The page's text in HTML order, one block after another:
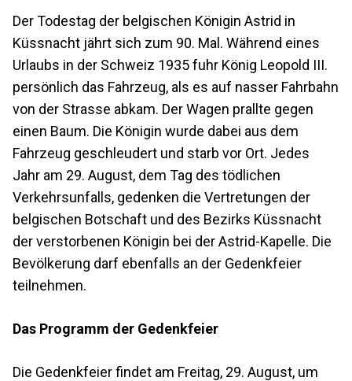
Der Todestag der belgischen Königin Astrid in
Küssnacht jährt sich zum 90. Mal. Während eines
Urlaubs in der Schweiz 1935 fuhr König Leopold III.
persönlich das Fahrzeug, als es auf nasser Fahrbahn
von der Strasse abkam. Der Wagen prallte gegen
einen Baum. Die Königin wurde dabei aus dem
Fahrzeug geschleudert und starb vor Ort. Jedes
Jahr am 29. August, dem Tag des tödlichen
Verkehrsunfalls, gedenken die Vertretungen der
belgischen Botschaft und des Bezirks Küssnacht
der verstorbenen Königin bei der Astrid-Kapelle. Die
Bevölkerung darf ebenfalls an der Gedenkfeier
teilnehmen.
Das Programm der Gedenkfeier
Die Gedenkfeier findet am Freitag, 29. August, um